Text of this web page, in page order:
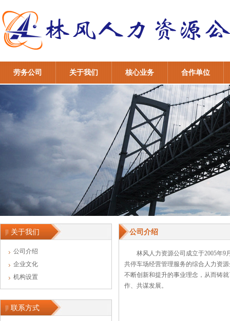
劳务公司 关于我们 核心业务 合作单位
关于我们
公司介绍
企业文化
机构设置
联系方式
公司介绍
林风人力资源公司成立于2005年
共停车场经营管理服务的综合人力资
不断创新和提升的事业理念，从而铸
作、共谋发展。